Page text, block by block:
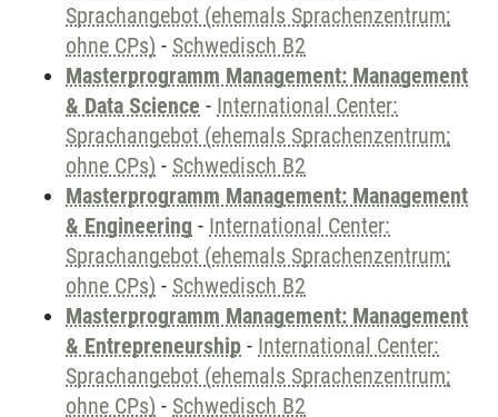
Sprachangebot (ehemals Sprachenzentrum;
ohne CPs) - Schwedisch B2
Masterprogramm Management: Management
& Data Science - International Center:
Sprachangebot (ehemals Sprachenzentrum;
ohne CPs) - Schwedisch B2
Masterprogramm Management: Management
& Engineering - International Center:
Sprachangebot (ehemals Sprachenzentrum;
ohne CPs) - Schwedisch B2
Masterprogramm Management: Management
& Entrepreneurship - International Center:
Sprachangebot (ehemals Sprachenzentrum;
ohne CPs) - Schwedisch B2